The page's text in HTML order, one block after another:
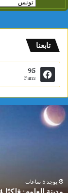
تابعنا
95
Fans